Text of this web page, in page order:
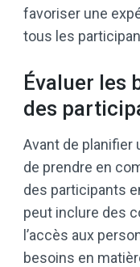
favoriser une
tous les
Évaluer les
des
Avant de planifier
de prendre en
des participants
peut inclure des
l’accès aux
besoins en